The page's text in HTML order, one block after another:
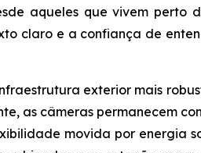
aqueles que vivem perto
claro e a confiança de
exterior mais
as câmeras permanecem
movida por energia